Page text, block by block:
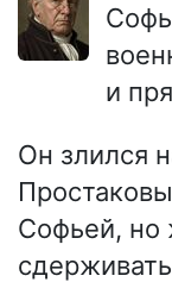
и
Он злился
Софьей, но